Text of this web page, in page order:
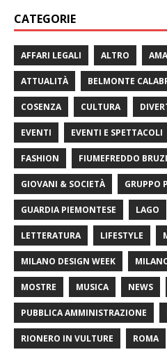
CATEGORIE
AFFARI LEGALI ALTRO
ATTUALITÀ BELMONTE
COSENZA CULTURA
EVENTI EVENTI E SPETTACOLI
FASHION FIUMEFREDDO
GIOVANI & SOCIETÀ GRUPPO
GUARDIA PIEMONTESE LAGO
LETTERATURA LIFESTYLE
MILANO DESIGN WEEK
MOSTRE MUSICA NEWS
PUBBLICA AMMINISTRAZIONE
RIONERO IN VULTURE ROMA